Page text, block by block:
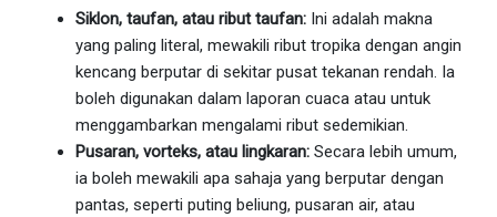
Siklon, taufan, atau ribut taufan: Ini adalah makna
yang paling literal, mewakili ribut tropika dengan angin
kencang berputar di sekitar pusat tekanan rendah. Ia
boleh digunakan dalam laporan cuaca atau untuk
menggambarkan mengalami ribut sedemikian.
Pusaran, vorteks, atau lingkaran: Secara lebih umum,
ia boleh mewakili apa sahaja yang berputar dengan
pantas, seperti puting beliung, pusaran air, atau